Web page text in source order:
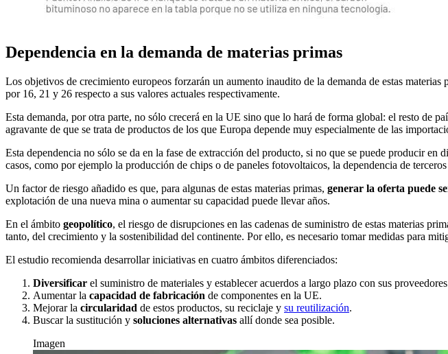
Dependencia en la demanda de materias primas
Los objetivos de crecimiento europeos forzarán un aumento inaudito de la demanda de estas materias
por 16, 21 y 26 respecto a sus valores actuales respectivamente.
Esta demanda, por otra parte, no sólo crecerá en la UE sino que lo hará de forma global: el resto de
agravante de que se trata de productos de los que Europa depende muy especialmente de las
Esta dependencia no sólo se da en la fase de extracción del producto, si no que se puede producir
casos, como por ejemplo la producción de chips o de paneles fotovoltaicos, la dependencia de
Un factor de riesgo añadido es que, para algunas de estas materias primas, generar la oferta puede
explotación de una nueva mina o aumentar su capacidad puede llevar años.
En el ámbito geopolítico, el riesgo de disrupciones en las cadenas de suministro de estas materias
tanto, del crecimiento y la sostenibilidad del continente. Por ello, es necesario tomar medidas para
El estudio recomienda desarrollar iniciativas en cuatro ámbitos diferenciados:
Diversificar el suministro de materiales y establecer acuerdos a largo plazo con sus
Aumentar la capacidad de fabricación de componentes en la UE.
Mejorar la circularidad de estos productos, su reciclaje y su reutilización.
Buscar la sustitución y soluciones alternativas allí donde sea posible.
Imagen